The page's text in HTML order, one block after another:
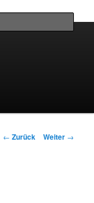
Beitrags-Navigation
← Zurück Weiter →